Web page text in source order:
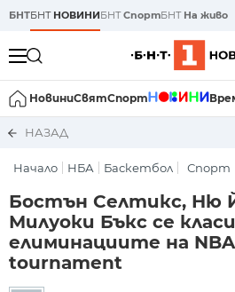
БНТБНТ НОВИНИБНТСпортБНТ На живо
НовиниСвятСпорт
НАЗАД
Начало НБА Баскетбол Спорт
Бостън Селтикс, Ню
Милуоки Бъкс се
елиминациите на
tournament